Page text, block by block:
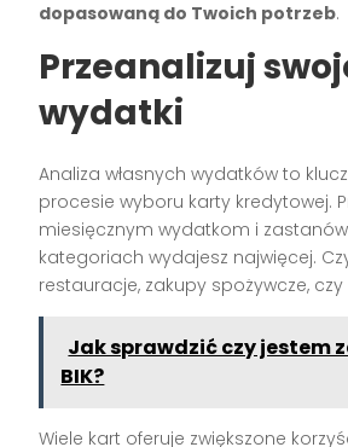
dopasowaną do Twoich potrzeb.
Przeanalizuj
wydatki
Analiza własnych wydatków to
procesie wyboru karty kredytowej.
miesięcznym wydatkom i zastanów
kategoriach wydajesz najwięcej.
restauracje, zakupy spożywcze,
Jak sprawdzić czy jestem
BIK?
Wiele kart oferuje zwiększone